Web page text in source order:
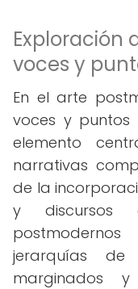
Exploración
voces y
En el arte
voces y puntos
elemento
narrativas
de la
y discursos
jerarquías
marginados